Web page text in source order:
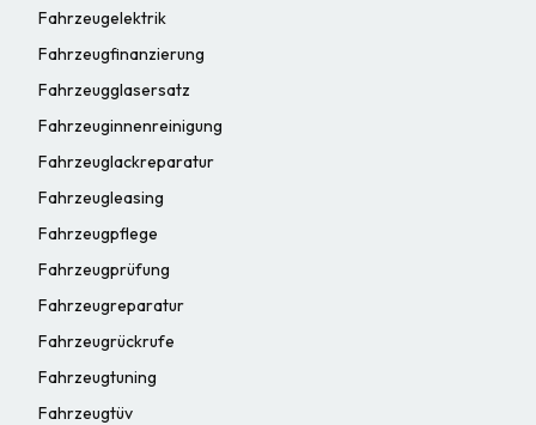
Fahrzeugelektrik
Fahrzeugfinanzierung
Fahrzeugglasersatz
Fahrzeuginnenreinigung
Fahrzeuglackreparatur
Fahrzeugleasing
Fahrzeugpflege
Fahrzeugprüfung
Fahrzeugreparatur
Fahrzeugrückrufe
Fahrzeugtuning
Fahrzeugtüv